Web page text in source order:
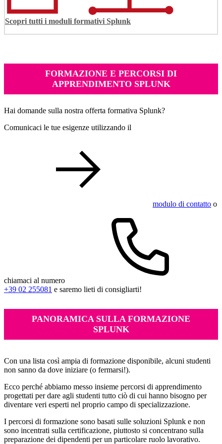
Scopri tutti i moduli formativi Splunk
FORMAZIONE E PERCORSI DI
APPRENDIMENTO SPLUNK
Hai domande sulla nostra offerta formativa Splunk?
Comunicaci le tue esigenze utilizzando il
modulo di contatto o
chiamaci al numero
+39 02 255081 e saremo lieti di consigliarti!
PANORAMICA SULLA FORMAZIONE
SPLUNK
Con una lista così ampia di formazione disponibile, alcuni studenti
non sanno da dove iniziare (o fermarsi!).
Ecco perché abbiamo messo insieme percorsi di apprendimento
progettati per dare agli studenti tutto ciò di cui hanno bisogno per
diventare veri esperti nel proprio campo di specializzazione.
I percorsi di formazione sono basati sulle soluzioni Splunk e non
sono incentrati sulla certificazione, piuttosto si concentrano sulla
preparazione dei dipendenti per un particolare ruolo lavorativo.